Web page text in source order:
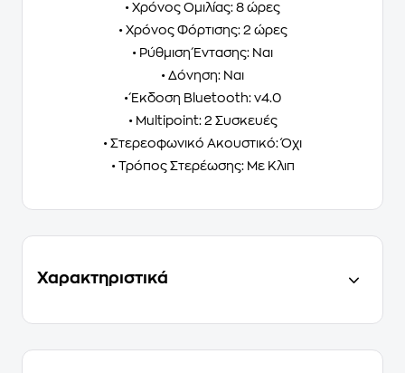
• Χρόνος Ομιλίας: 8 ώρες
• Χρόνος Φόρτισης: 2 ώρες
• Ρύθμιση Έντασης: Ναι
• Δόνηση: Ναι
• Έκδοση Bluetooth: v4.0
• Multipoint: 2 Συσκευές
• Στερεοφωνικό Ακουστικό: Όχι
• Τρόπος Στερέωσης: Με Κλιπ
Χαρακτηριστικά